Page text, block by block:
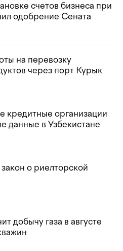
счетов бизнеса при
одобрение Сената
на перевозку
через порт Курык
кредитные организации
данные в Узбекистане
о риелторской
добычу газа в августе